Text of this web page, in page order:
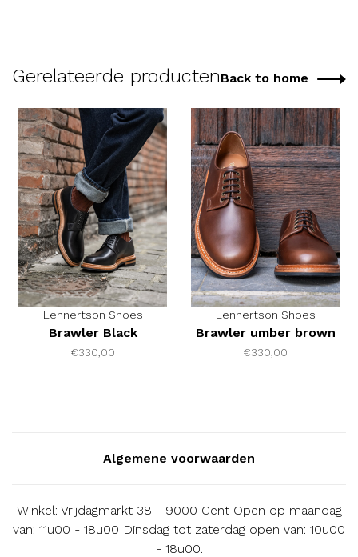
Gerelateerde productenBack to home
Lennertson Shoes
Brawler Black
€330,00
Lennertson Shoes
Brawler umber brown
€330,00
Algemene voorwaarden
Winkel: Vrijdagmarkt 38 - 9000 Gent Open op maandag
van: 11u00 - 18u00 Dinsdag tot zaterdag open van: 10u00
- 18u00.